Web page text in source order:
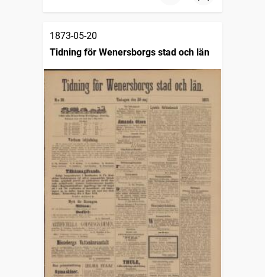
1873-05-20
Tidning för Wenersborgs stad och län